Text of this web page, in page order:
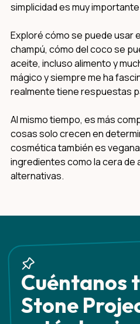
simplicidad es muy
Exploré cómo se puede usar
champú, cómo del coco se
aceite, incluso alimento y
mágico y siempre me ha
realmente tiene respuestas
Al mismo tiempo, es más
cosas solo crecen en
cosmética también es
ingredientes como la cera de
alternativas.
Cuéntanos
Stone